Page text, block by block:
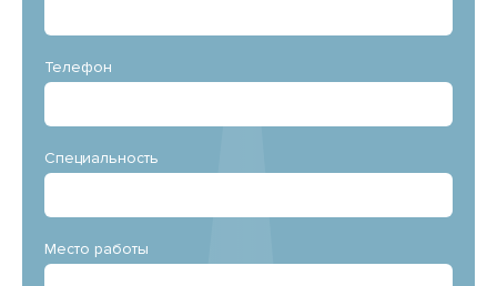
Телефон
Специальность
Место работы